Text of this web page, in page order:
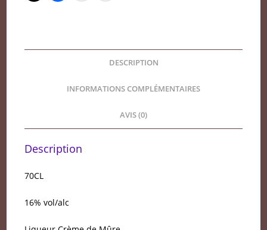
DESCRIPTION
INFORMATIONS COMPLÉMENTAIRES
AVIS (0)
Description
70CL
16% vol/alc